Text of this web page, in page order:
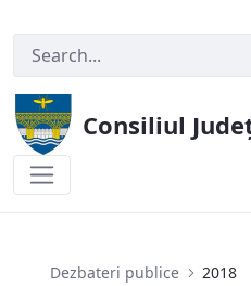
Consiliul
Dezbateri publice 2018